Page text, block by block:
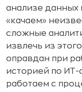
анализе данных
«качаем»
сложные
извлечь из
оправдан при
историей по
работаем с